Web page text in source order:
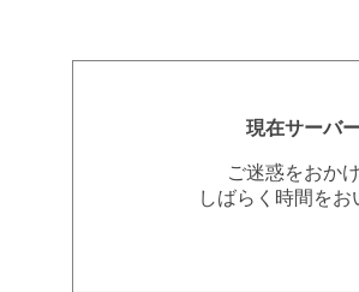
現在サーバ
ご迷惑をおか
しばらく時間を